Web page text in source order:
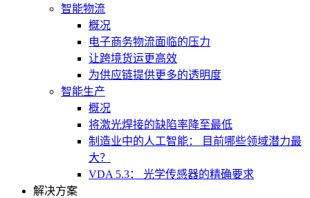
智能物流
概况
电子商务物流面临的压力
让跨境货运更高效
为供应链提供更多的透明度
智能生产
概况
将激光焊接的缺陷率降至最低
制造业中的人工智能： 目前哪些领域潜力最
大？
VDA 5.3： 光学传感器的精确要求
解决方案